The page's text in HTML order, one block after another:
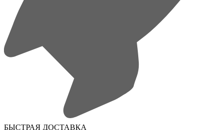
БЫСТРАЯ ДОСТАВКА